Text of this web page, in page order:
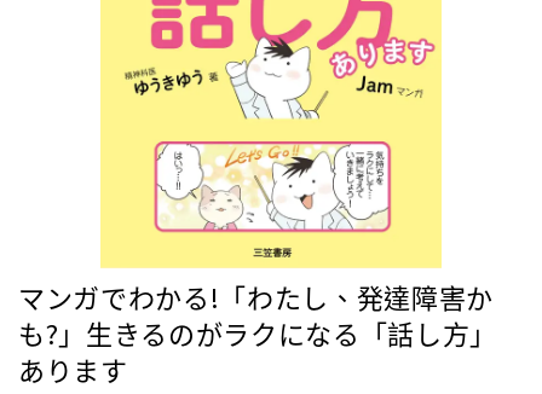
マンガでわかる!「わたし、発達障害か
も?」生きるのがラクになる「話し方」
あります